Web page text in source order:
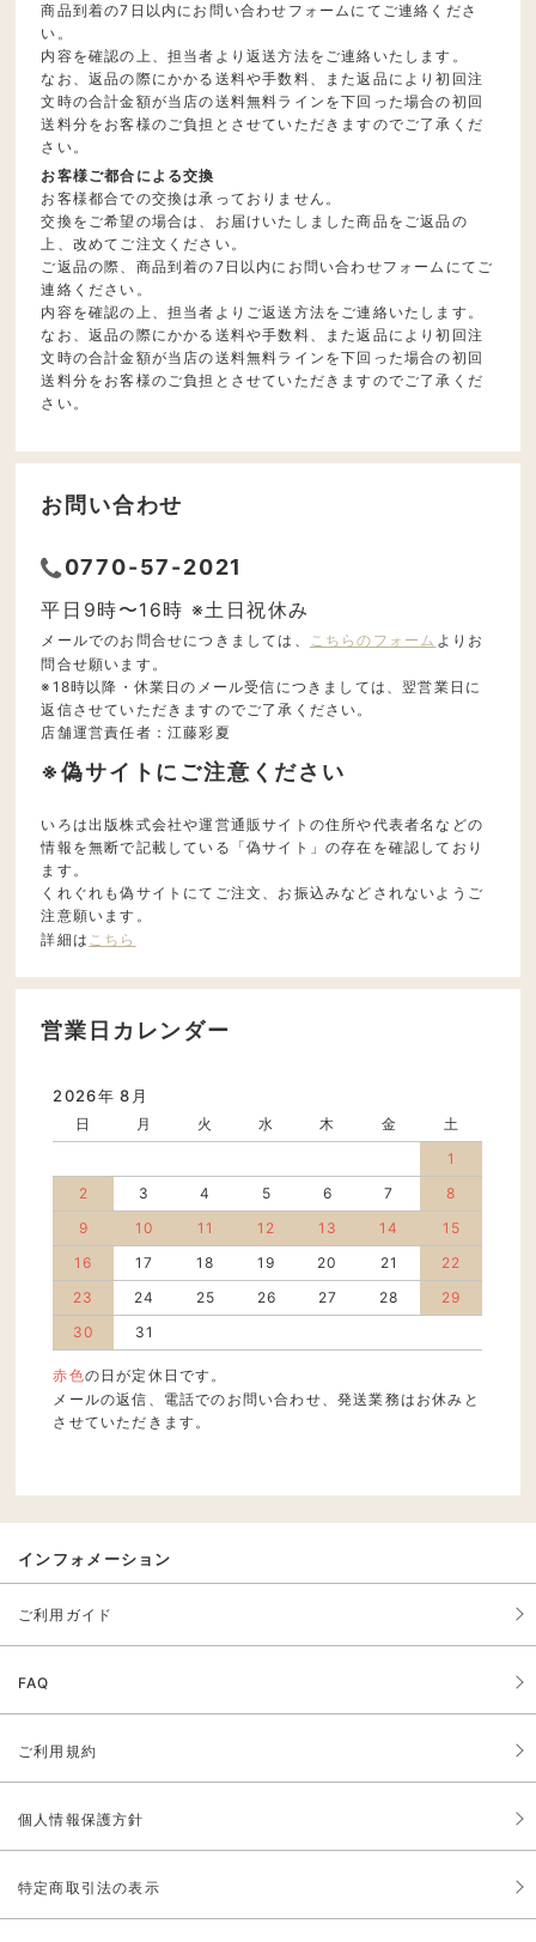
商品到着の7日以内にお問い合わせフォームにてご連絡くださ
い。
内容を確認の上、担当者より返送方法をご連絡いたします。
なお、返品の際にかかる送料や手数料、また返品により初回注
文時の合計金額が当店の送料無料ラインを下回った場合の初回
送料分をお客様のご負担とさせていただきますのでご了承くだ
さい。
お客様ご都合による交換
お客様都合での交換は承っておりません。
交換をご希望の場合は、お届けいたしました商品をご返品の
上、改めてご注文ください。
ご返品の際、商品到着の7日以内にお問い合わせフォームにてご
連絡ください。
内容を確認の上、担当者よりご返送方法をご連絡いたします。
なお、返品の際にかかる送料や手数料、また返品により初回注
文時の合計金額が当店の送料無料ラインを下回った場合の初回
送料分をお客様のご負担とさせていただきますのでご了承くだ
さい。
お問い合わせ
0770-57-2021
平日9時〜16時 ※土日祝休み
メールでのお問合せにつきましては、 こちらのフォーム よりお
問合せ願います。
※18時以降・休業日のメール受信につきましては、翌営業日に
返信させていただきますのでご了承ください。
店舗運営責任者：江藤彩夏
※偽サイトにご注意ください
いろは出版株式会社や運営通販サイトの住所や代表者名などの
情報を無断で記載している「偽サイト」の存在を確認しており
ます。
くれぐれも偽サイトにてご注文、お振込みなどされないようご
注意願います。
詳細は こちら
営業日カレンダー
2026年 8月
日 月 火 水 木 金
土
1
2
3 4 5 6 7
8
9
10 11 12 13 14
15
16
17 18 19 20 21
22
23
24 25 26 27 28
29
30
31
赤色の日が定休日です。
メールの返信、電話でのお問い合わせ、発送業務はお休みと
させていただきます。
インフォメーション
ご利用ガイド
FAQ
ご利用規約
個人情報保護方針
特定商取引法の表示